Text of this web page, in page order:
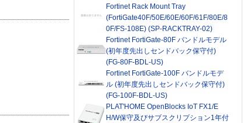
Fortinet Rack Mount Tray
(FortiGate40F/50E/60E/60F/61F/80E/8
0F/FS-108E) (SP-RACKTRAY-02)
Fortinet FortiGate-80F バンドルモデル
(初年度先出しセンドバック保守付)
(FG-80F-BDL-US)
Fortinet FortiGate-100F バンドルモデ
ル (初年度先出しセンドバック保守付)
(FG-100F-BDL-US)
PLAT'HOME OpenBlocks IoT FX1/E
H/W保守及びサブスクリプション1年付